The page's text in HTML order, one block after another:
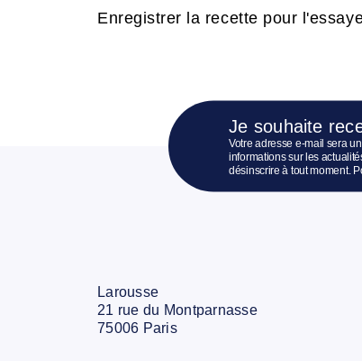
Enregistrer la recette pour
Je souhaite
Votre adresse e-mail sera
informations sur les
désinscrire à tout moment.
Larousse
21 rue du Montparnasse
75006 Paris